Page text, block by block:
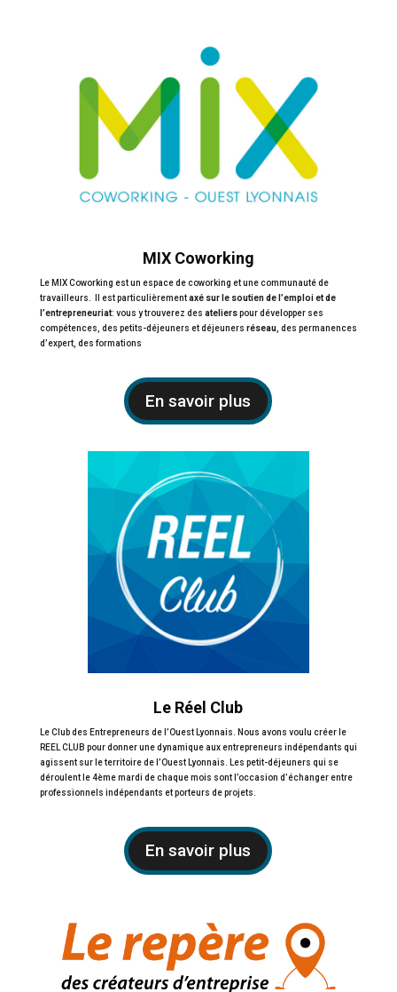
MIX Coworking
Le MIX Coworking est un espace de coworking et une communauté de
travailleurs.
Il est particulièrementaxé sur le soutien de l’emploi et de
l’entrepreneuriat: vous y trouverez des atelierspour développer ses
compétences, des petits-déjeuners et déjeuners réseau, des permanences
d’expert, des formations
En savoir plus
Le Réel Club
Le Club des Entrepreneurs de l’Ouest Lyonnais. Nous avons voulu créer le
REEL CLUB pour donner une dynamique aux entrepreneurs indépendants qui
agissent sur le territoire de l’Ouest Lyonnais. Les petit-déjeuners qui se
déroulent le 4ème mardi de chaque mois sont l’occasion d’échanger entre
professionnels indépendants et porteurs de projets.
En savoir plus